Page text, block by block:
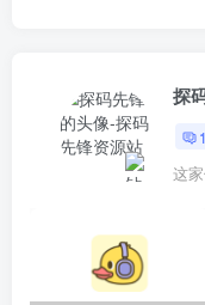
探
1
这